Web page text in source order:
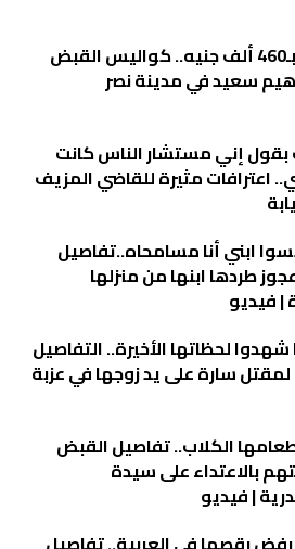
حُكمان بـ460 ألف جنيه.. كواليس القبض
سعيد في مدينة نصر
بقول إني مستشار الناس كانت
اعترافات مثيرة للقاضي المزيف
ابني أنا مسامحاه..تفاصيل
طردها ابنها من منزلها
| فيديو
شهدوا لحظاتها الأخيرة.. التفاصيل
لمقتل سارة على يد زوجها في عزبة
الكلاب.. تفاصيل القبض
بالاعتداء على سيدة
| فيديو